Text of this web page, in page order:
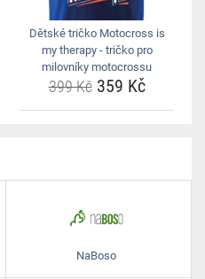
Dětské tričko Motocross is
my therapy - tričko pro
milovníky motocrossu
399 Kč359 Kč
NaBoso